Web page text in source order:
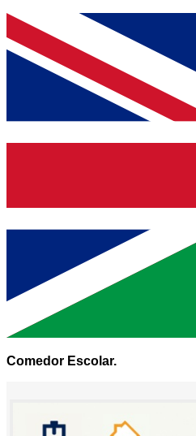
Comedor Escolar.